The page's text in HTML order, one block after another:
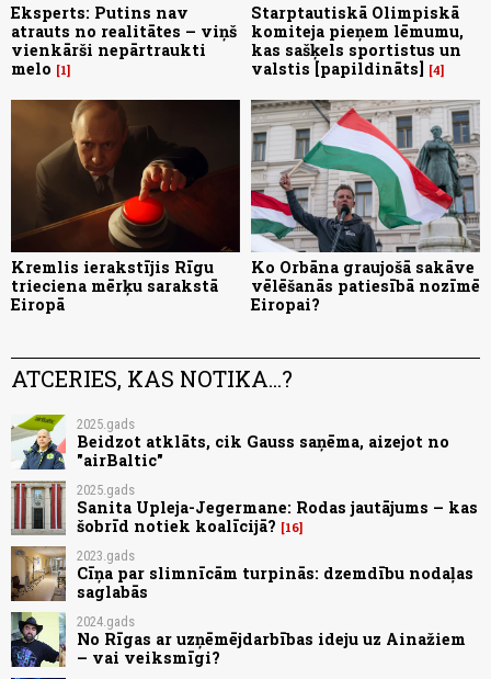
Eksperts: Putins nav
atrauts no realitātes – viņš
vienkārši nepārtraukti
melo
1
Starptautiskā Olimpiskā
komiteja pieņem lēmumu,
kas sašķels sportistus un
valstis [papildināts] 4
Kremlis ierakstījis Rīgu
trieciena mērķu sarakstā
Eiropā
Ko Orbāna graujošā sakāve
vēlēšanās patiesībā nozīmē
Eiropai?
ATCERIES, KAS NOTIKA...?
2025.gads
Beidzot atklāts, cik Gauss saņēma, aizejot no
"airBaltic"
2025.gads
Sanita Upleja-Jegermane: Rodas jautājums – kas
šobrīd notiek koalīcijā?
16
2023.gads
Cīņa par slimnīcām turpinās: dzemdību nodaļas
saglabās
2024.gads
No Rīgas ar uzņēmējdarbības ideju uz Ainažiem
– vai veiksmīgi?